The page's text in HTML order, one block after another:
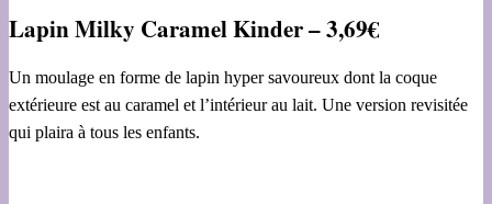
Lapin Milky Caramel Kinder – 3,69€
Un moulage en forme de lapin hyper savoureux dont la coque
extérieure est au caramel et l’intérieur au lait. Une version revisitée
qui plaira à tous les enfants.